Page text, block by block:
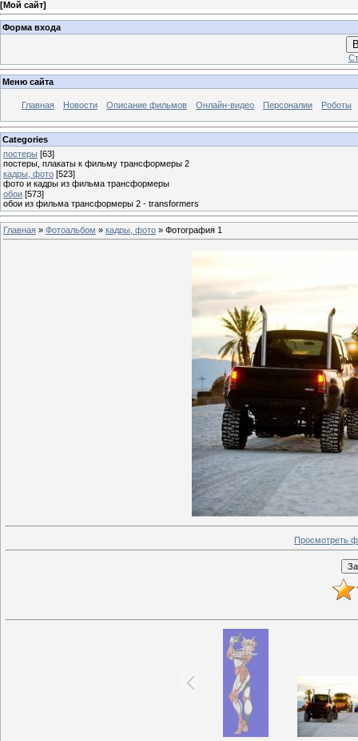
[Мой сайт]
Форма входа
Меню сайта
Главная Новости Описание фильмов Онлайн-видео Персоналии Роботы
Categories
постеры [63]
постеры, плакаты к фильму трансформеры 2
кадры, фото [523]
фото и кадры из фильма трансформеры
обои [573]
обои из фильма трансформеры 2 - transformers
Главная » Фотоальбом » кадры, фото » Фотография 1
Просмотреть